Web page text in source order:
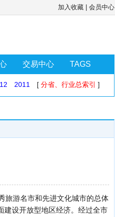
加入收藏 会员中心
交易中心 TAGS
2011 [ 分省、行业总索引 ]
旅游名市和先进文化城市的总体
建设开放型地区经济。经过全市